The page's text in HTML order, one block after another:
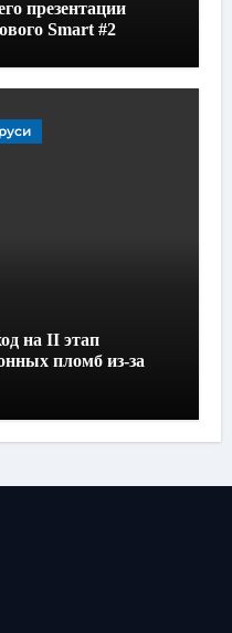
презентации
Smart #2
на II этап
пломб из-за